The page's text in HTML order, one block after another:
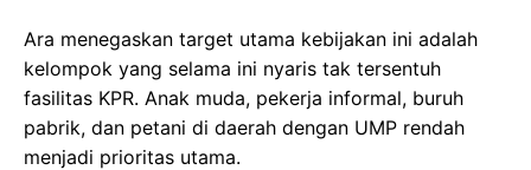
Ara menegaskan target utama kebijakan ini adalah
kelompok yang selama ini nyaris tak tersentuh
fasilitas KPR. Anak muda, pekerja informal, buruh
pabrik, dan petani di daerah dengan UMP rendah
menjadi prioritas utama.